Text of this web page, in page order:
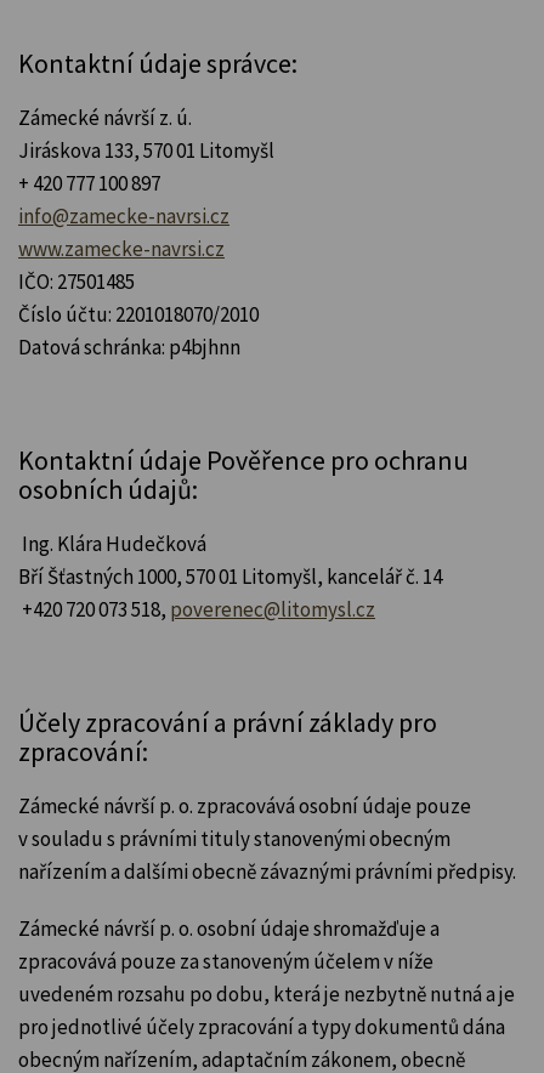
Kontaktní údaje správce:
Zámecké návrší z. ú.
Jiráskova 133, 570 01 Litomyšl
+ 420 777 100 897
info@zamecke-navrsi.cz
www.zamecke-navrsi.cz
IČO: 27501485
Číslo účtu: 2201018070/2010
Datová schránka: p4bjhnn
Kontaktní údaje Pověřence pro ochranu
osobních údajů:
Ing. Klára Hudečková
Bří Šťastných 1000, 570 01 Litomyšl, kancelář č. 14
+420 720 073 518, poverenec@litomysl.cz
Účely zpracování a právní základy pro
zpracování:
Zámecké návrší p. o. zpracovává osobní údaje pouze
v souladu s právními tituly stanovenými obecným
nařízením a dalšími obecně závaznými právními předpisy.
Zámecké návrší p. o. osobní údaje shromažďuje a
zpracovává pouze za stanoveným účelem v níže
uvedeném rozsahu po dobu, která je nezbytně nutná a je
pro jednotlivé účely zpracování a typy dokumentů dána
obecným nařízením, adaptačním zákonem, obecně